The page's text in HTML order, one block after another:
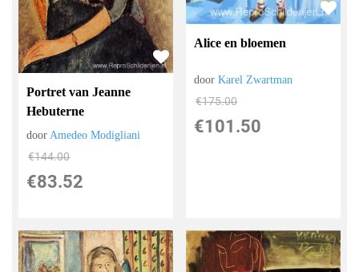
Portret van Jeanne
Hebuterne
doorAmedeo Modigliani
€144.00
€83.52
Alice en bloemen
doorKarel Zwartman
€175.00
€101.50